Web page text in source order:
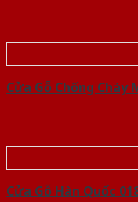
Cửa Gỗ Chống Cháy
Cửa Gỗ Hàn Quốc